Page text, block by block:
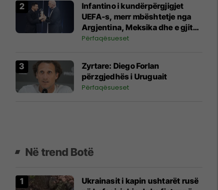
Infantino i kundërpërgjigjet
UEFA-s, merr mbështetje nga
Argjentina, Meksika dhe e gjithë
Afrika
Përfaqësueset
Zyrtare: Diego Forlan
përzgjedhës i Uruguait
Përfaqësueset
Në trend Botë
Ukrainasit i kapin ushtarët rusë